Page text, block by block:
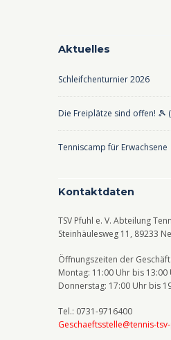
Aktuelles
Schleifchenturnier 2026
Die Freiplätze sind offen! 🎾
Tenniscamp für Erwachsene
Kontaktdaten
TSV Pfuhl e. V. Abteilung
Steinhäulesweg 11, 89233
Öffnungszeiten der
Montag: 11:00 Uhr bis 13:00
Donnerstag: 17:00 Uhr bis
Tel.: 0731-9716400
Geschaeftsstelle@tennis-